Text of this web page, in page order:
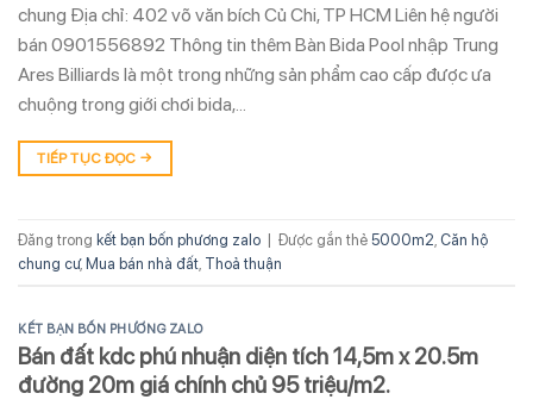
chung Địa chỉ: 402 võ văn bích Củ Chi, TP HCM Liên hệ người
bán 0901556892 Thông tin thêm Bàn Bida Pool nhập Trung
Ares Billiards là một trong những sản phẩm cao cấp được ưa
chuộng trong giới chơi bida,…
TIẾP TỤC ĐỌC →
Đăng trong kết bạn bốn phương zalo | Được gắn thẻ 5000m2 Căn hộ
chung cư, Mua bán nhà đất Thoả thuận
KẾT BẠN BỐN PHƯƠNG ZALO
Bán đất kdc phú nhuận diện tích 14,5m x 20.5m
đường 20m giá chính chủ 95 triệu/m2.